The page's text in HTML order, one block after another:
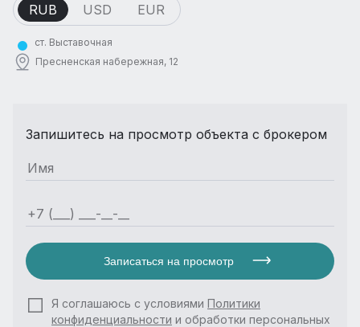
RUB USD EUR
ст. Выставочная
Пресненская набережная, 12
Запишитесь на просмотр объекта с брокером
Записаться на просмотр
Я соглашаюсь с условиями Политики
конфиденциальности и обработки персональных